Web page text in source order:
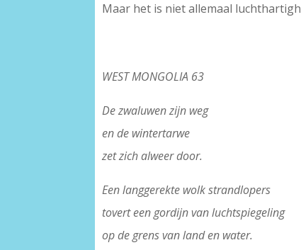
Maar het is niet allemaal
WEST MONGOLIA 63
De zwaluwen zijn weg
en de wintertarwe
zet zich alweer door.
Een langgerekte wolk strandlopers
tovert een gordijn van luchtspiegeling
op de grens van land en water.